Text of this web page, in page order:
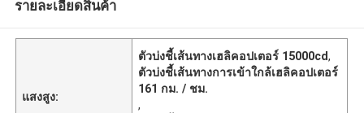
รายละเอียดสินค้า
แสงสูง:
ตัวบ่งชี้เส้นทางเฮลิคอปเตอร์ 15000cd,
ตัวบ่งชี้เส้นทางการเข้าใกล้เฮลิคอปเตอร์
161 กม. / ชม.
,